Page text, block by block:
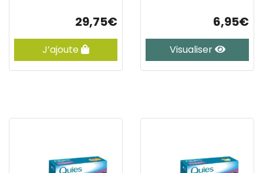
29,75€
J’ajoute
6,95€
Visualiser